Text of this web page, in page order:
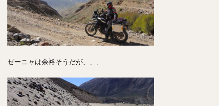
ゼーニャは余裕そうだが、、、